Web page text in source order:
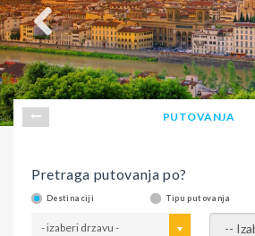
PUTOVANJA
Pretraga putovanja po?
Destinaciji Tipu putovanja
- izaberi drzavu - -